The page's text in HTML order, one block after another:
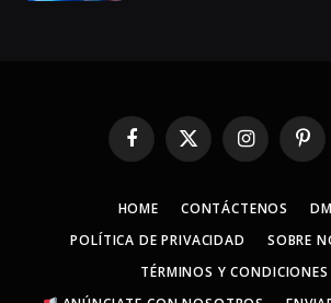
Facebook
X
Instagram
HOME CONTÁCTENOS
POLÍTICA DE PRIVACIDAD
SOBRE
TÉRMINOS Y CONDICIONES